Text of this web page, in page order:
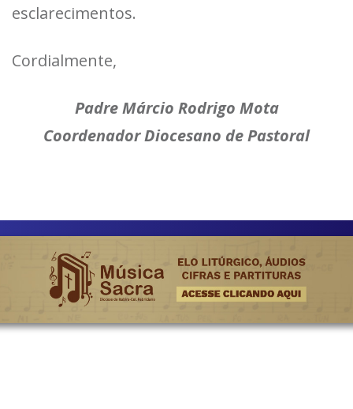
esclarecimentos.
Cordialmente,
Padre Márcio Rodrigo Mota
Coordenador Diocesano de Pastoral